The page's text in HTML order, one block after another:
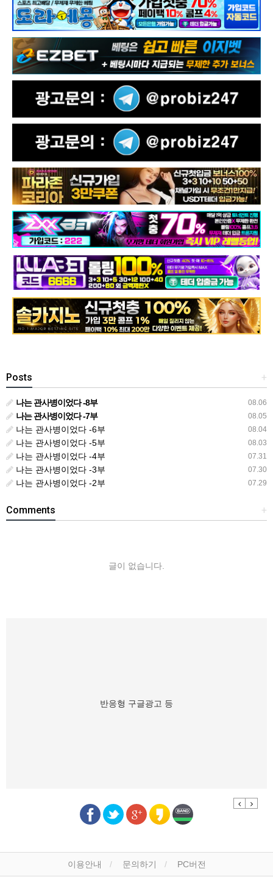
+
Posts
08.06
나는 관사병이었다 -8부
08.05
나는 관사병이었다 -7부
08.04
나는 관사병이었다 -6부
08.03
나는 관사병이었다 -5부
07.31
나는 관사병이었다 -4부
07.30
나는 관사병이었다 -3부
07.29
나는 관사병이었다 -2부
+
Comments
글이 없습니다.
반응형 구글광고 등
Previous
Next
이용안내 문의하기 PC버전